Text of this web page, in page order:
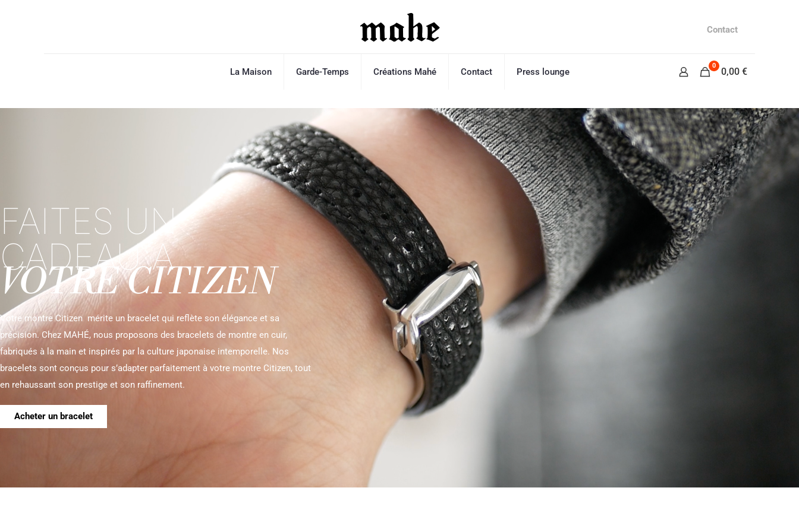
La Maison Garde-Temps Créations Mahé Contact Press lounge
Contact
0
0,00 €
FAITES UN
CADEAU A
VOTRE CITIZEN
Votre montre Citizen mérite un bracelet qui reflète son élégance et sa
précision. Chez MAHÉ, nous proposons des bracelets de montre en cuir,
fabriqués à la main et inspirés par la culture japonaise intemporelle. Nos
bracelets sont conçus pour s’adapter parfaitement à votre montre Citizen, tout
en rehaussant son prestige et son raffinement.
Acheter un bracelet